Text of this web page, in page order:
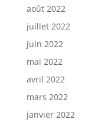
août 2022
juillet 2022
juin 2022
mai 2022
avril 2022
mars 2022
janvier 2022